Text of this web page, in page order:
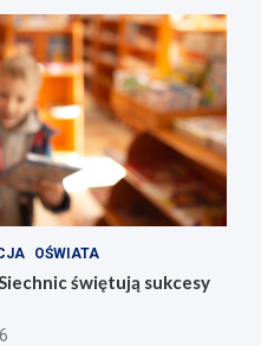
OŚWIATA
świętują sukcesy